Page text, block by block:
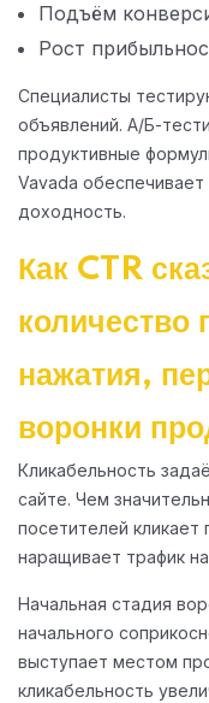
Подъём
Рост
Специалисты
объявлений. А/Б-
продуктивные
Vavada
доходность.
Как CTR
количество
нажатия,
воронки
Кликабельность
сайте. Чем
посетителей кликает
наращивает трафик
Начальная стадия
начального
выступает местом
кликабельность